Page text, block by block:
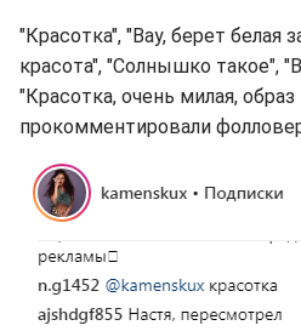
"Красотка", "Вау, берет белая
красота", "Солнышко такое",
"Красотка, очень милая,
прокомментировали